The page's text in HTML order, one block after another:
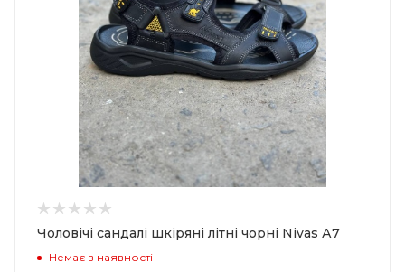
Чоловічі сандалі шкіряні літні чорні Nivas А7
Немає в наявності